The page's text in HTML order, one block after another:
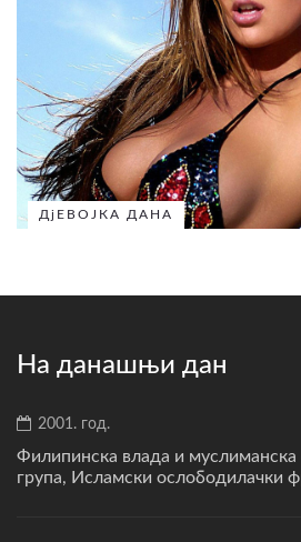
ДјЕВОЈКА ДАНА
На данашњи дан
2001. год.
Филипинска влада и муслиманска
група, Исламски ослободилачки